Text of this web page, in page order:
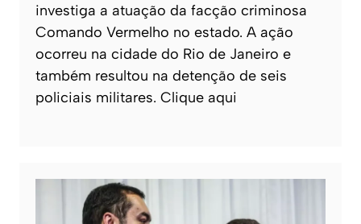
investiga a atuação da facção criminosa
Comando Vermelho no estado. A ação
ocorreu na cidade do Rio de Janeiro e
também resultou na detenção de seis
policiais militares. Clique aqui